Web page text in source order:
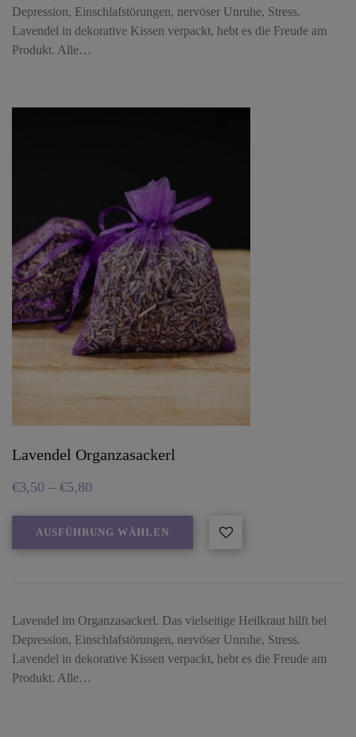
Depression, Einschlafstörungen, nervöser Unruhe, Stress.
Lavendel in dekorative Kissen verpackt, hebt es die Freude am
Produkt. Alle…
Lavendel Organzasackerl
€3,50 – €5,80
AUSFÜHRUNG WÄHLEN
Lavendel im Organzasackerl. Das vielseitige Heilkraut hilft bei
Depression, Einschlafstörungen, nervöser Unruhe, Stress.
Lavendel in dekorative Kissen verpackt, hebt es die Freude am
Produkt. Alle…